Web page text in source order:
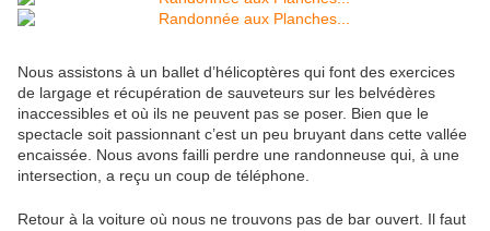
Nous assistons à un ballet d’hélicoptères qui font des exercices
de largage et récupération de sauveteurs sur les belvédères
inaccessibles et où ils ne peuvent pas se poser. Bien que le
spectacle soit passionnant c’est un peu bruyant dans cette vallée
encaissée. Nous avons failli perdre une randonneuse qui, à une
intersection, a reçu un coup de téléphone.
Retour à la voiture où nous ne trouvons pas de bar ouvert. Il faut